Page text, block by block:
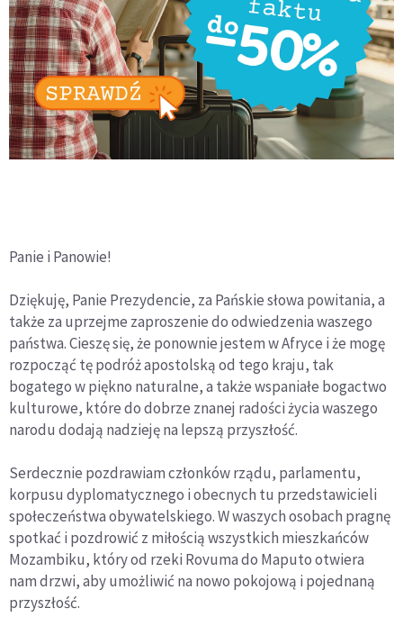
Panie i Panowie!
Dziękuję, Panie Prezydencie, za Pańskie słowa powitania, a
także za uprzejme zaproszenie do odwiedzenia waszego
państwa. Cieszę się, że ponownie jestem w Afryce i że mogę
rozpocząć tę podróż apostolską od tego kraju, tak
bogatego w piękno naturalne, a także wspaniałe bogactwo
kulturowe, które do dobrze znanej radości życia waszego
narodu dodają nadzieję na lepszą przyszłość.
Serdecznie pozdrawiam członków rządu, parlamentu,
korpusu dyplomatycznego i obecnych tu przedstawicieli
społeczeństwa obywatelskiego. W waszych osobach pragnę
spotkać i pozdrowić z miłością wszystkich mieszkańców
Mozambiku, który od rzeki Rovuma do Maputo otwiera
nam drzwi, aby umożliwić na nowo pokojową i pojednaną
przyszłość.